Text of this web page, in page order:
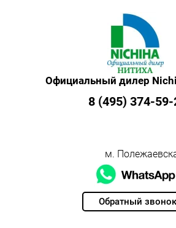
Обратный звонок
Официальный дилер
8 (495) 374-
м.